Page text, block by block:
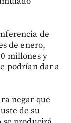
de
de enero,
millones y
podrían dar a
negar que
de su